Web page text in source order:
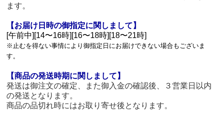
ます。
【お届け日時の御指定に関しまして】
[午前中][14〜16時][16〜18時][18〜21時]
※止むを得ない事情により御指定日にお届けできない場合もございま
す。
【商品の発送時期に関しまして】
発送は御注文の確定、また御入金の確認後、３営業日以内
の発送となります。
商品の品切れ時にはお取り寄せ後となります。